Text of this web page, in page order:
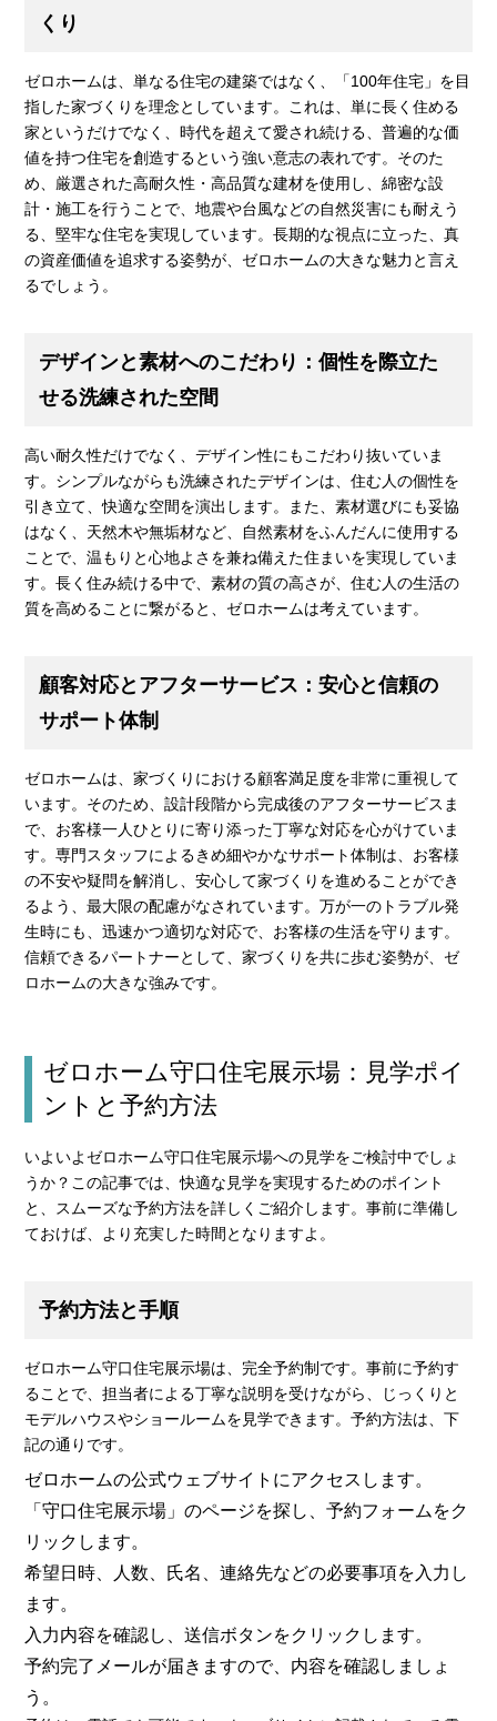
くり
ゼロホームは、単なる住宅の建築ではなく、「100年住宅」を目
指した家づくりを理念としています。これは、単に長く住める
家というだけでなく、時代を超えて愛され続ける、普遍的な価
値を持つ住宅を創造するという強い意志の表れです。そのた
め、厳選された高耐久性・高品質な建材を使用し、綿密な設
計・施工を行うことで、地震や台風などの自然災害にも耐えう
る、堅牢な住宅を実現しています。長期的な視点に立った、真
の資産価値を追求する姿勢が、ゼロホームの大きな魅力と言え
るでしょう。
デザインと素材へのこだわり：個性を際立た
せる洗練された空間
高い耐久性だけでなく、デザイン性にもこだわり抜いていま
す。シンプルながらも洗練されたデザインは、住む人の個性を
引き立て、快適な空間を演出します。また、素材選びにも妥協
はなく、天然木や無垢材など、自然素材をふんだんに使用する
ことで、温もりと心地よさを兼ね備えた住まいを実現していま
す。長く住み続ける中で、素材の質の高さが、住む人の生活の
質を高めることに繋がると、ゼロホームは考えています。
顧客対応とアフターサービス：安心と信頼の
サポート体制
ゼロホームは、家づくりにおける顧客満足度を非常に重視して
います。そのため、設計段階から完成後のアフターサービスま
で、お客様一人ひとりに寄り添った丁寧な対応を心がけていま
す。専門スタッフによるきめ細やかなサポート体制は、お客様
の不安や疑問を解消し、安心して家づくりを進めることができ
るよう、最大限の配慮がなされています。万が一のトラブル発
生時にも、迅速かつ適切な対応で、お客様の生活を守ります。
信頼できるパートナーとして、家づくりを共に歩む姿勢が、ゼ
ロホームの大きな強みです。
ゼロホーム守口住宅展示場：見学ポイ
ントと予約方法
いよいよゼロホーム守口住宅展示場への見学をご検討中でしょ
うか？この記事では、快適な見学を実現するためのポイント
と、スムーズな予約方法を詳しくご紹介します。事前に準備し
ておけば、より充実した時間となりますよ。
予約方法と手順
ゼロホーム守口住宅展示場は、完全予約制です。事前に予約す
ることで、担当者による丁寧な説明を受けながら、じっくりと
モデルハウスやショールームを見学できます。予約方法は、下
記の通りです。
ゼロホームの公式ウェブサイトにアクセスします。
「守口住宅展示場」のページを探し、予約フォームをク
リックします。
希望日時、人数、氏名、連絡先などの必要事項を入力し
ます。
入力内容を確認し、送信ボタンをクリックします。
予約完了メールが届きますので、内容を確認しましょ
う。